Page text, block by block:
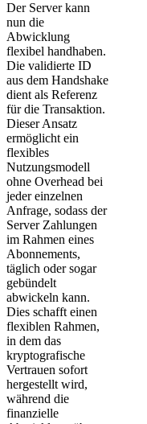
Der Server kann
nun die
Abwicklung
flexibel handhaben.
Die validierte ID
aus dem Handshake
dient als Referenz
für die Transaktion.
Dieser Ansatz
ermöglicht ein
flexibles
Nutzungsmodell
ohne Overhead bei
jeder einzelnen
Anfrage, sodass der
Server Zahlungen
im Rahmen eines
Abonnements,
täglich oder sogar
gebündelt
abwickeln kann.
Dies schafft einen
flexiblen Rahmen,
in dem das
kryptografische
Vertrauen sofort
hergestellt wird,
während die
finanzielle